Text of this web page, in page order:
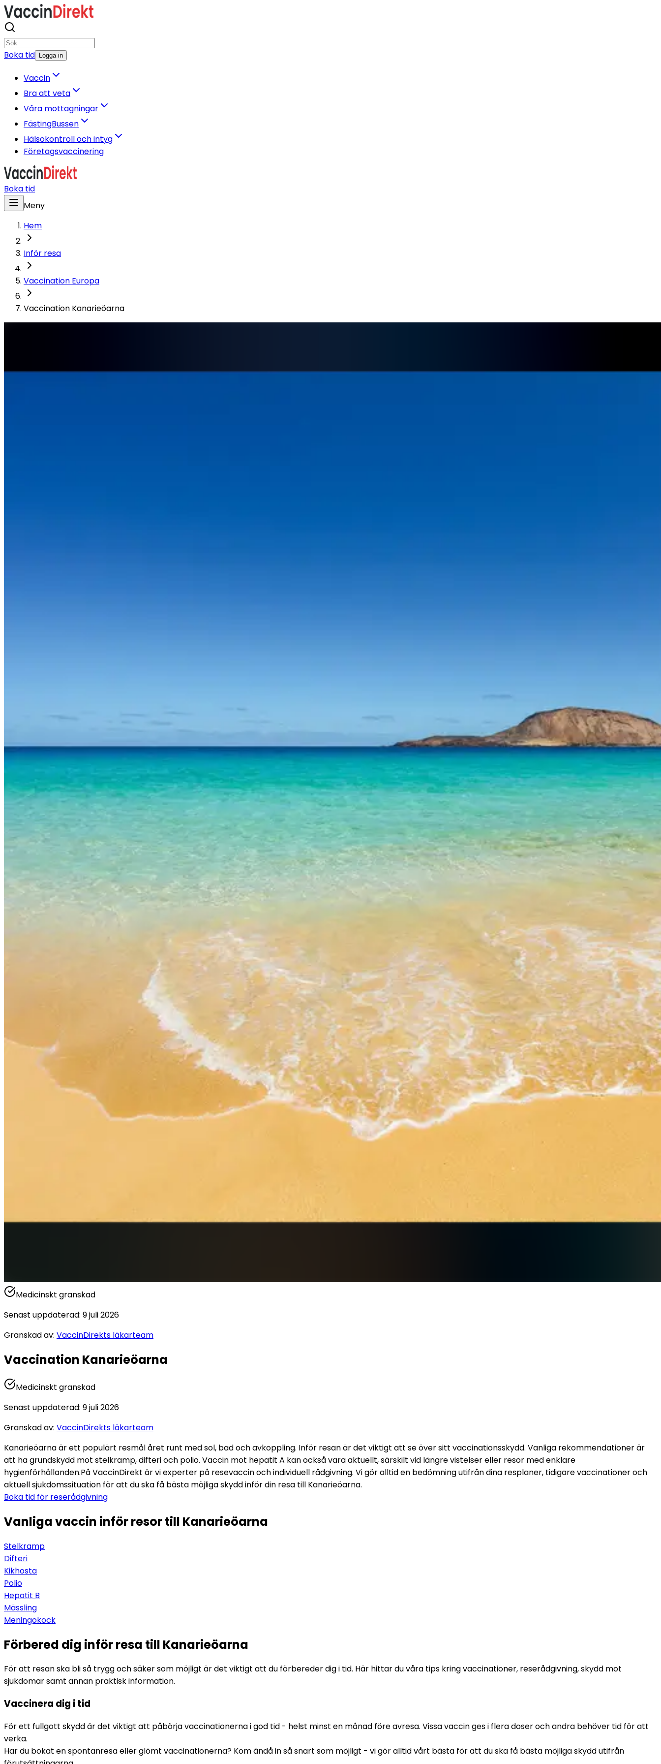
Boka tid Logga in
Vaccin
Bra att veta
Våra mottagningar
FästingBussen
Hälsokontroll och intyg
Företagsvaccinering
Boka tid
Meny
Hem
Inför resa
Vaccination Europa
Vaccination Kanarieöarna
Medicinskt granskad
Senast uppdaterad: 9 juli 2026
Granskad av: VaccinDirekts läkarteam
Vaccination Kanarieöarna
Medicinskt granskad
Senast uppdaterad: 9 juli 2026
Granskad av: VaccinDirekts läkarteam
Kanarieöarna är ett populärt resmål året runt med sol, bad och avkoppling. Inför resan är det viktigt att se över sitt vaccinationsskydd. Vanliga rekommendationer är
att ha grundskydd mot stelkramp, difteri och polio. Vaccin mot hepatit A kan också vara aktuellt, särskilt vid längre vistelser eller resor med enklare
hygienförhållanden.På VaccinDirekt är vi experter på resevaccin och individuell rådgivning. Vi gör alltid en bedömning utifrån dina resplaner, tidigare vaccinationer och
aktuell sjukdomssituation för att du ska få bästa möjliga skydd inför din resa till Kanarieöarna.
Boka tid för reserådgivning
Vanliga vaccin inför resor till Kanarieöarna
Stelkramp
Difteri
Kikhosta
Polio
Hepatit B
Mässling
Meningokock
Förbered dig inför resa till Kanarieöarna
För att resan ska bli så trygg och säker som möjligt är det viktigt att du förbereder dig i tid. Här hittar du våra tips kring vaccinationer, reserådgivning, skydd mot
sjukdomar samt annan praktisk information.
Vaccinera dig i tid
För ett fullgott skydd är det viktigt att påbörja vaccinationerna i god tid - helst minst en månad före avresa. Vissa vaccin ges i flera doser och andra behöver tid för att
verka.
Har du bokat en spontanresa eller glömt vaccinationerna? Kom ändå in så snart som möjligt - vi gör alltid vårt bästa för att du ska få bästa möjliga skydd utifrån